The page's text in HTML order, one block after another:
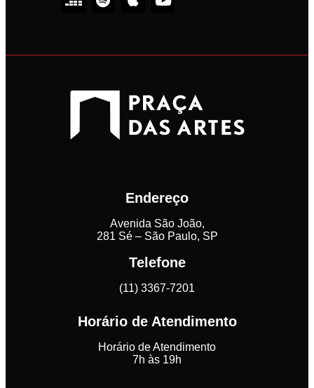
Endereço
Avenida São João,
281 Sé – São Paulo, SP
Telefone
(11) 3367-7201
Horário de Atendimento
Horário de Atendimento
7h às 19h